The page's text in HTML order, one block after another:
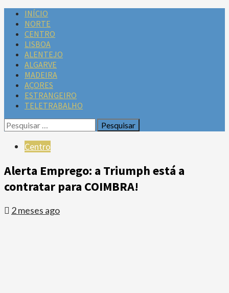
INÍCIO
NORTE
CENTRO
LISBOA
ALENTEJO
ALGARVE
MADEIRA
AÇORES
ESTRANGEIRO
TELETRABALHO
Centro
Alerta Emprego: a Triumph está a
contratar para COIMBRA!
2 meses ago